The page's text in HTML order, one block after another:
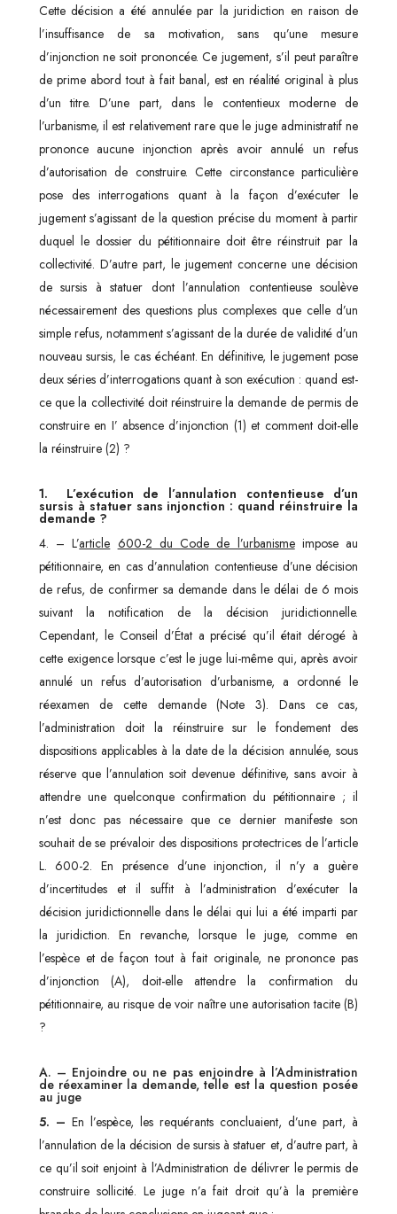
Cette décision a été annulée par la juridiction en raison de
l’insuffisance de sa motivation, sans qu’une mesure
d’injonction ne soit prononcée. Ce jugement, s’il peut paraître
de prime abord tout à fait banal, est en réalité original à plus
d’un titre. D’une part, dans le contentieux moderne de
l’urbanisme, il est relativement rare que le juge administratif ne
prononce aucune injonction après avoir annulé un refus
d’autorisation de construire. Cette circonstance particulière
pose des interrogations quant à la façon d’exécuter le
jugement s’agissant de la question précise du moment à partir
duquel le dossier du pétitionnaire doit être réinstruit par la
collectivité. D’autre part, le jugement concerne une décision
de sursis à statuer dont l’annulation contentieuse soulève
nécessairement des questions plus complexes que celle d’un
simple refus, notamment s’agissant de la durée de validité d’un
nouveau sursis, le cas échéant. En définitive, le jugement pose
deux séries d’interrogations quant à son exécution : quand est-
ce que la collectivité doit réinstruire la demande de permis de
construire en I’ absence d’injonction (1) et comment doit-elle
la réinstruire (2) ?
1. L’exécution de l’annulation contentieuse d’un
sursis à statuer sans injonction : quand réinstruire la
demande ?
4. – L’article 600-2 du Code de l’urbanismeimpose au
pétitionnaire, en cas d’annulation contentieuse d’une décision
de refus, de confirmer sa demande dans le délai de 6 mois
suivant la notification de la décision juridictionnelle.
Cependant, le Conseil d’État a précisé qu’il était dérogé à
cette exigence lorsque c’est le juge lui-même qui, après avoir
annulé un refus d’autorisation d’urbanisme, a ordonné le
réexamen de cette demande (Note 3). Dans ce cas,
l’administration doit la réinstruire sur le fondement des
dispositions applicables à la date de la décision annulée, sous
réserve que l’annulation soit devenue définitive, sans avoir à
attendre une quelconque confirmation du pétitionnaire ; il
n’est donc pas nécessaire que ce dernier manifeste son
souhait de se prévaloir des dispositions protectrices de l’article
L. 600-2. En présence d’une injonction, il n’y a guère
d’incertitudes et il suffit à l’administration d’exécuter la
décision juridictionnelle dans le délai qui lui a été imparti par
la juridiction. En revanche, lorsque le juge, comme en
l’espèce et de façon tout à fait originale, ne prononce pas
d’injonction (A), doit-elle attendre la confirmation du
pétitionnaire, au risque de voir naître une autorisation tacite (B)
?
A. – Enjoindre ou ne pas enjoindre à l’Administration
de réexaminer la demande, telle est la question posée
au juge
5. – En l’espèce, les requérants concluaient, d’une part, à
l’annulation de la décision de sursis à statuer et, d’autre part, à
ce qu’il soit enjoint à l’Administration de délivrer le permis de
construire sollicité. Le juge n’a fait droit qu’à la première